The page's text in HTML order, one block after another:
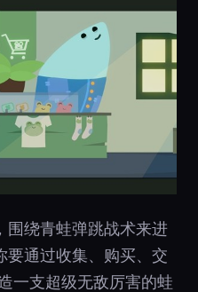
围绕青蛙弹跳战术来进
要通过收集、购买、交
一支超级无敌厉害的蛙